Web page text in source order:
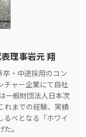
理事岩元 翔
・中途採用のコン
チャー企業にて自社
一般財団法人日本次
れまでの経験、実績
るべとなる「ホワイ
。